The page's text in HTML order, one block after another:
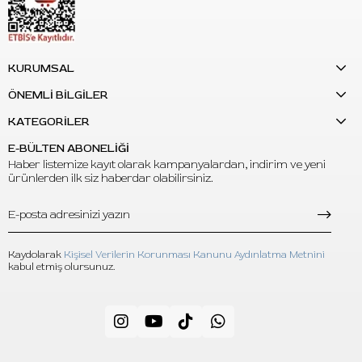
KURUMSAL
ÖNEMLİ BİLGİLER
KATEGORİLER
E-BÜLTEN ABONELİĞİ
Haber listemize kayıt olarak kampanyalardan, indirim ve yeni
ürünlerden ilk siz haberdar olabilirsiniz.
Kaydolarak Kişisel Verilerin Korunması Kanunu Aydınlatma Metnini
kabul etmiş olursunuz.